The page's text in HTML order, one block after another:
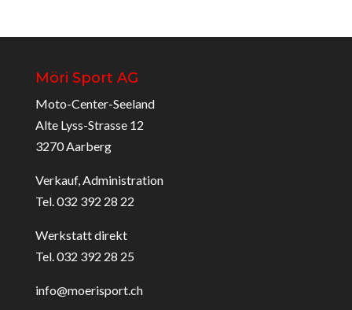
Möri Sport AG
Moto-Center-Seeland
Alte Lyss-Strasse 12
3270 Aarberg
Verkauf, Administration
Tel. 032 392 28 22
Werkstatt direkt
Tel. 032 392 28 25
info@moerisport.ch